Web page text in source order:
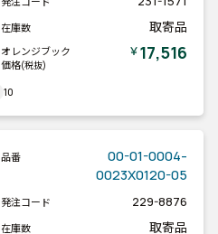
在庫数 取寄品
オレンジブック
価格(税抜)
￥17,516
10
品番
00-01-0004-
0023X0120-05
発注コード 229-8876
在庫数 取寄品